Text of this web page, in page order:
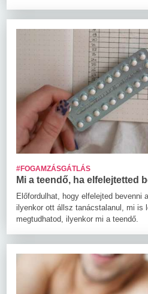
#FOGAMZÁSGÁTLÁS
Mi a teendő, ha elfelejtetted
Előfordulhat, hogy elfelejted bevenni
ilyenkor ott állsz tanácstalanul, mi is
megtudhatod, ilyenkor mi a teendő.